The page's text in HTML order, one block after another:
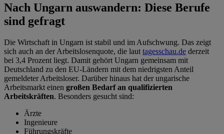
Nach Ungarn auswandern: Diese Berufe
sind gefragt
Die Wirtschaft in Ungarn ist stabil und im Aufschwung. Das zeigt
sich auch an der Arbeitslosenquote, die laut tagesschau.de derzeit
bei 3,4 Prozent liegt. Damit gehört Ungarn gemeinsam mit
Deutschland zu den EU-Ländern mit dem niedrigsten Anteil
gemeldeter Arbeitsloser. Darüber hinaus hat der ungarische
Arbeitsmarkt einen großen Bedarf an qualifizierten
Arbeitskräften. Besonders gesucht sind:
Ärzte
Ingenieure
Führungskräfte